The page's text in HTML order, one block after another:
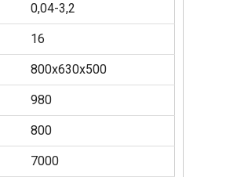
0,04-3,2
16
800x630x500
980
800
7000